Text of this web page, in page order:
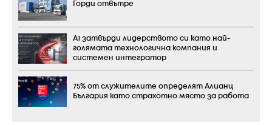
Горди отвътре
А1 затвърди лидерството си като най-
голямата технологична компания и
системен интегратор
75% от служителите определят Алианц
България като страхотно място за работа